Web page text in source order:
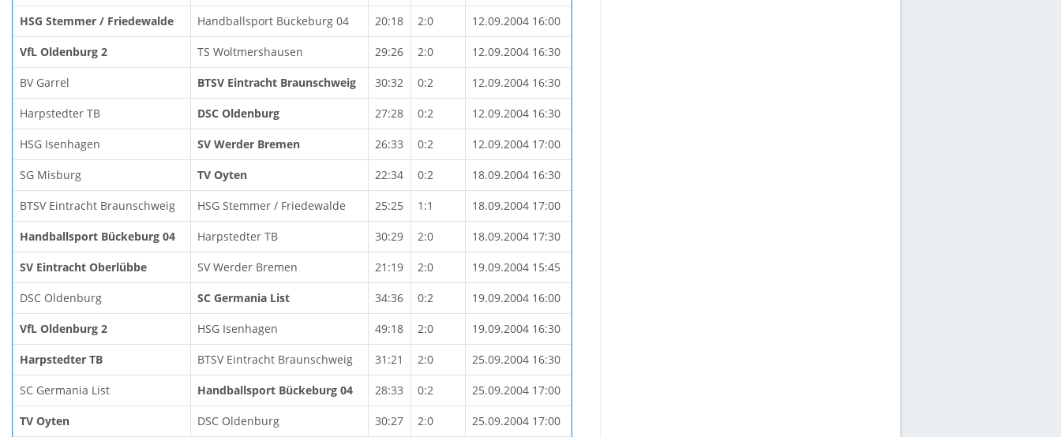
HSG Stemmer / Friedewalde Handballsport Bückeburg 04 20:18 2:0 12.09.2004 16:00
VfL Oldenburg 2 TS Woltmershausen 29:26 2:0 12.09.2004 16:30
BV Garrel BTSV Eintracht Braunschweig 30:32 0:2 12.09.2004 16:30
Harpstedter TB DSC Oldenburg 27:28 0:2 12.09.2004 16:30
HSG Isenhagen SV Werder Bremen 26:33 0:2 12.09.2004 17:00
SG Misburg TV Oyten 22:34 0:2 18.09.2004 16:30
BTSV Eintracht Braunschweig HSG Stemmer / Friedewalde 25:25 1:1 18.09.2004 17:00
Handballsport Bückeburg 04 Harpstedter TB 30:29 2:0 18.09.2004 17:30
SV Eintracht Oberlübbe SV Werder Bremen 21:19 2:0 19.09.2004 15:45
DSC Oldenburg SC Germania List 34:36 0:2 19.09.2004 16:00
VfL Oldenburg 2 HSG Isenhagen 49:18 2:0 19.09.2004 16:30
Harpstedter TB BTSV Eintracht Braunschweig 31:21 2:0 25.09.2004 16:30
SC Germania List Handballsport Bückeburg 04 28:33 0:2 25.09.2004 17:00
TV Oyten DSC Oldenburg 30:27 2:0 25.09.2004 17:00